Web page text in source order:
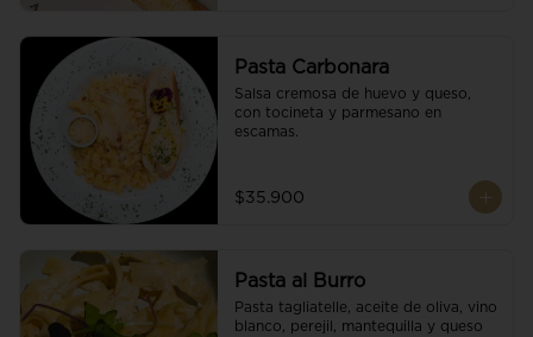
Pasta Carbonara
Salsa cremosa de huevo y queso,
con tocineta y parmesano en
escamas.
$35.900
Pasta al Burro
Pasta tagliatelle, aceite de oliva, vino
blanco, perejil, mantequilla y queso